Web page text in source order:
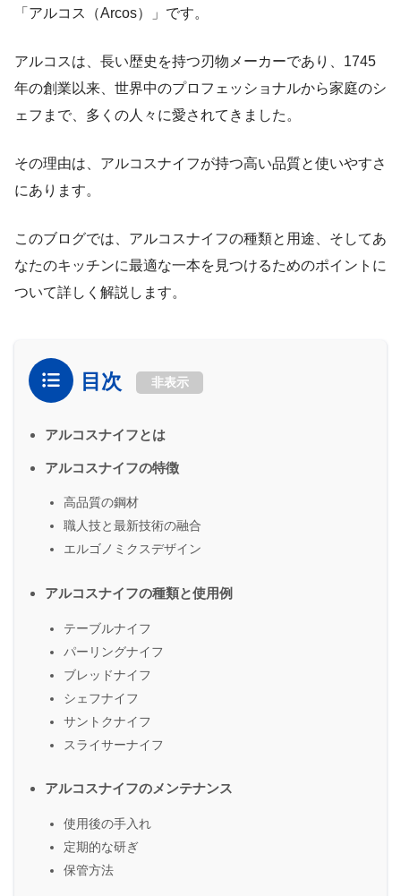
「アルコス（Arcos）」です。
アルコスは、長い歴史を持つ刃物メーカーであり、1745
年の創業以来、世界中のプロフェッショナルから家庭のシ
ェフまで、多くの人々に愛されてきました。
その理由は、アルコスナイフが持つ高い品質と使いやすさ
にあります。
このブログでは、アルコスナイフの種類と用途、そしてあ
なたのキッチンに最適な一本を見つけるためのポイントに
ついて詳しく解説します。
目次 非表示
アルコスナイフとは
アルコスナイフの特徴
高品質の鋼材
職人技と最新技術の融合
エルゴノミクスデザイン
アルコスナイフの種類と使用例
テーブルナイフ
パーリングナイフ
ブレッドナイフ
シェフナイフ
サントクナイフ
スライサーナイフ
アルコスナイフのメンテナンス
使用後の手入れ
定期的な研ぎ
保管方法